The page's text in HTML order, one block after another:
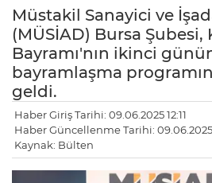
Müstakil Sanayici ve
(MÜSİAD) Bursa Şubesi,
Bayramı'nın ikinci
bayramlaşma
geldi.
Haber Giriş Tarihi: 09.06.2025 12:11
Haber Güncellenme Tarihi: 09.06.2025
Kaynak: Bülten